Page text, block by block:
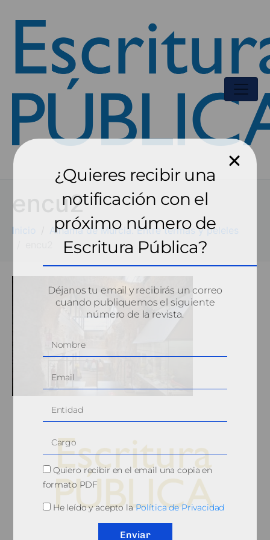
encu2
Inicio
Alhama de Murcia. Entre termas y peleles
© 2010, Consejo General del Notariado
¿Quieres recibir una
notificación con el
próximo número de
Escritura Pública?
Déjanos tu email y recibirás un correo
cuando publiquemos el siguiente
número de la revista.
Quiero recibir en el email una copia en
formato PDF
He leído y acepto laPolítica de Privacidad
Enviar